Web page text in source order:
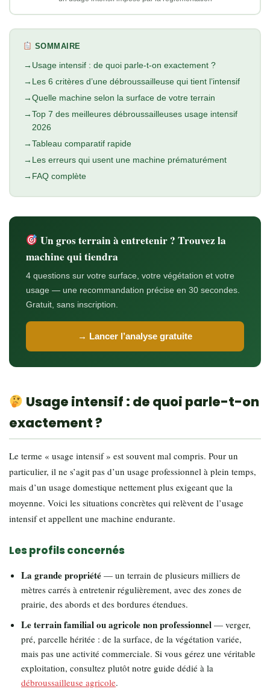
SOMMAIRE
Usage intensif : de quoi parle-t-on exactement ?
Les 6 critères d’une débroussailleuse qui tient l’intensif
Quelle machine selon la surface de votre terrain
Top 7 des meilleures débroussailleuses usage intensif
2026
Tableau comparatif rapide
Les erreurs qui usent une machine prématurément
FAQ complète
Un gros terrain à entretenir ? Trouvez la
machine qui tiendra
4 questions sur votre surface, votre végétation et votre
usage — une recommandation précise en 30 secondes.
Gratuit, sans inscription.
→ Lancer l’analyse gratuite
Usage intensif : de quoi parle-t-on
exactement ?
Le terme « usage intensif » est souvent mal compris. Pour un
particulier, il ne s’agit pas d’un usage professionnel à plein temps,
mais d’un usage domestique nettement plus exigeant que la
moyenne. Voici les situations concrètes qui relèvent de l’usage
intensif et appellent une machine endurante.
Les profils concernés
La grande propriété — un terrain de plusieurs milliers de
mètres carrés à entretenir régulièrement, avec des zones de
prairie, des abords et des bordures étendues.
Le terrain familial ou agricole non professionnel — verger,
pré, parcelle héritée : de la surface, de la végétation variée,
mais pas une activité commerciale. Si vous gérez une véritable
exploitation, consultez plutôt notre guide dédié à la
débroussailleuse agricole.